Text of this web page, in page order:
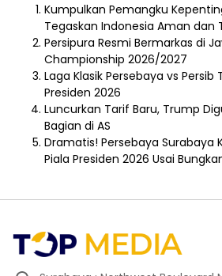
Kumpulkan Pemangku
Tegaskan Indonesia Aman dan
Persipura Resmi Bermarkas di
Championship 2026/2027
Laga Klasik Persebaya vs Persib
Presiden 2026
Luncurkan Tarif Baru, Trump
Bagian di AS
Dramatis! Persebaya Surabaya
Piala Presiden 2026 Usai